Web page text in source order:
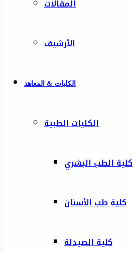
المقالات
الأرشيف
الكليات & المعاهد
الكليات الطبية
كلية الطب البشري
كلية طب الأسنان
كلية الصيدلة